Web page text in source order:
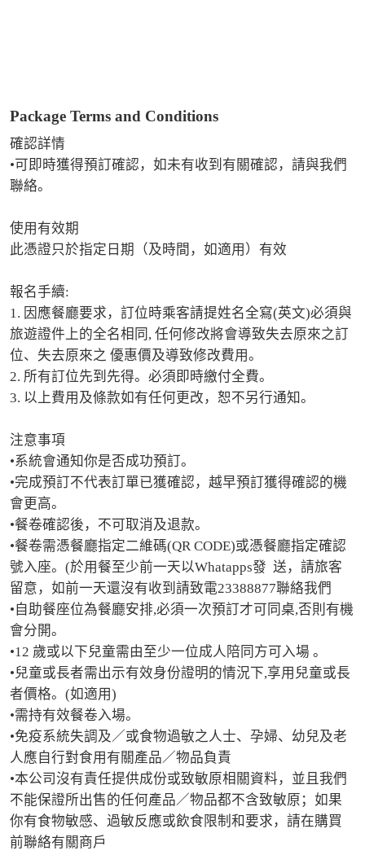
Package Terms and Conditions
確認詳情
•可即時獲得預訂確認，如未有收到有關確認，請與我們
聯絡。
使用有效期
此憑證只於指定日期（及時間，如適用）有效
報名手續:
1. 因應餐廳要求，訂位時乘客請提姓名全寫(英文)必須與
旅遊證件上的全名相同, 任何修改將會導致失去原來之訂
位、失去原來之 優惠價及導致修改費用。
2. 所有訂位先到先得。必須即時繳付全費。
3. 以上費用及條款如有任何更改，恕不另行通知。
注意事項
•系統會通知你是否成功預訂。
•完成預訂不代表訂單已獲確認，越早預訂獲得確認的機
會更高。
•餐卷確認後，不可取消及退款。
•餐卷需憑餐廳指定二維碼(QR CODE)或憑餐廳指定確認
號入座。(於用餐至少前一天以Whatapps發  送，請旅客
留意，如前一天還沒有收到請致電23388877聯絡我們
•自助餐座位為餐廳安排,必須一次預訂才可同桌,否則有機
會分開。
•12 歲或以下兒童需由至少一位成人陪同方可入場 。
•兒童或長者需出示有效身份證明的情況下,享用兒童或長
者價格。(如適用)
•需持有效餐卷入場。
•免疫系統失調及／或食物過敏之人士、孕婦、幼兒及老
人應自行對食用有關產品／物品負責
•本公司沒有責任提供成份或致敏原相關資料，並且我們
不能保證所出售的任何產品／物品都不含致敏原；如果
你有食物敏感、過敏反應或飲食限制和要求，請在購買
前聯絡有關商戶